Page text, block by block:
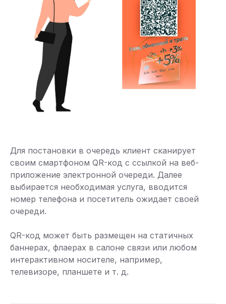
Для постановки в очередь клиент сканирует
своим смартфоном QR-код с ссылкой на веб-
приложение электронной очереди. Далее
выбирается необходимая услуга, вводится
номер телефона и посетитель ожидает своей
очереди.
QR-код может быть размещен на статичных
баннерах, флаерах в салоне связи или любом
интерактивном носителе, например,
телевизоре, планшете и т. д.